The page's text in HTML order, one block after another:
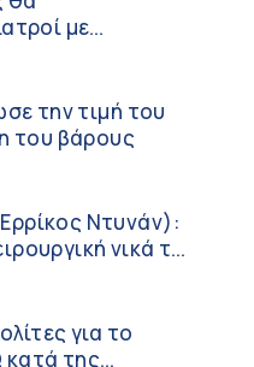
– Πρόληψη,
τη Δημόσια
στις
δυσπρόσιτες
και να
έγκαυμα!
/ Ερευνητικό
με
την τιμή του
του βάρους
Ντυνάν):
νικά το
για το
της